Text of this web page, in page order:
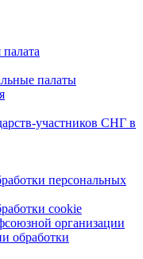
палаты
участников СНГ в
персональных
cookie
организации
обработки